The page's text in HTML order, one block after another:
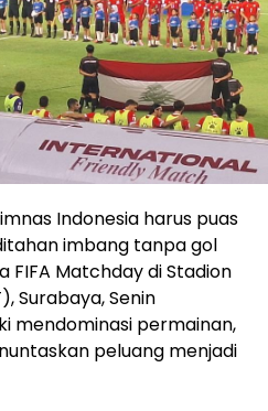
Indonesia harus puas
imbang tanpa gol
FIFA Matchday di Stadion
Surabaya, Senin
mendominasi permainan,
peluang menjadi